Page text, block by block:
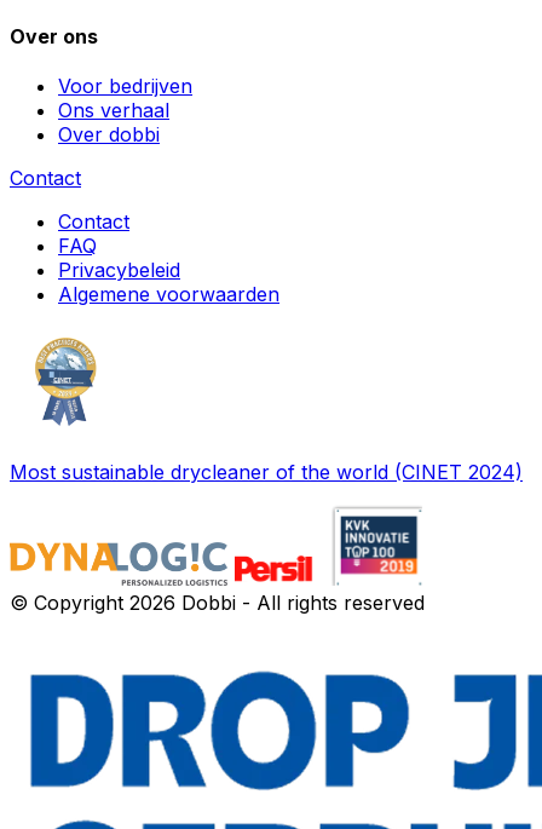
Over ons
Voor bedrijven
Ons verhaal
Over dobbi
Contact
Contact
FAQ
Privacybeleid
Algemene voorwaarden
Most sustainable drycleaner of the world (CINET 2024)
© Copyright 2026 Dobbi - All rights reserved